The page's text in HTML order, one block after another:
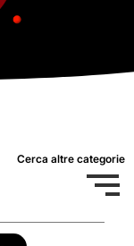
Cerca altre categorie